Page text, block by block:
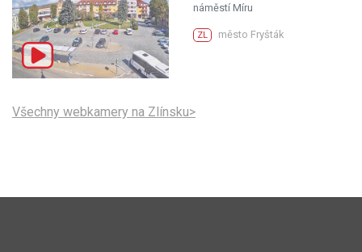
náměstí Míru
ZL město Fryšták
Všechny webkamery na Zlínsku>